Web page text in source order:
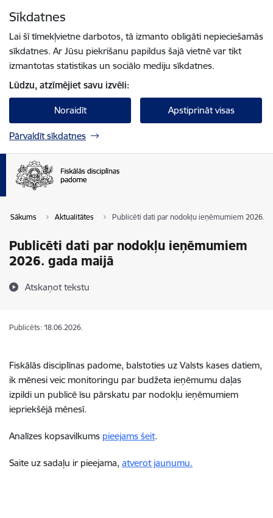
Sīkdatnes
Lai šī tīmekļvietne darbotos, tā izmanto obligāti nepieciešamās
sīkdatnes. Ar Jūsu piekrišanu papildus šajā vietnē var tikt
izmantotas statistikas un sociālo mediju sīkdatnes.
Lūdzu, atzīmējiet savu izvēli:
Noraidīt Apstiprināt visas
Pārvaldīt sīkdatnes
Sākums Aktualitātes Publicēti dati par nodokļu ieņēmumiem 2026.
Publicēti dati par nodokļu ieņēmumiem
2026. gada maijā
Atskaņot tekstu
Publicēts: 18.06.2026.
Fiskālās disciplīnas padome, balstoties uz Valsts kases datiem,
ik mēnesi veic monitoringu par budžeta ieņēmumu daļas
izpildi un publicē īsu pārskatu par nodokļu ieņēmumiem
iepriekšējā mēnesī.
Analīzes kopsavilkums pieejams šeit.
Saite uz sadaļu ir pieejama, atverot jaunumu.